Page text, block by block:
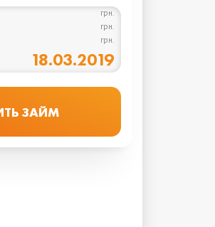
грн.
грн.
грн.
18.03.2019